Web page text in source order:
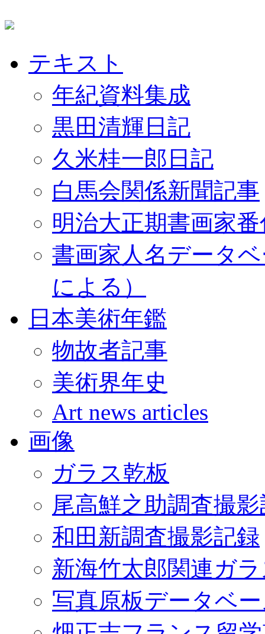
テキスト
年紀資料集成
黒田清輝日記
久米桂一郎日記
白馬会関係新聞記事
明治大正期書画家
書画家人名データ
による）
日本美術年鑑
物故者記事
美術界年史
Art news articles
画像
ガラス乾板
尾高鮮之助調査撮
和田新調査撮影記録
新海竹太郎関連ガ
写真原板データベ